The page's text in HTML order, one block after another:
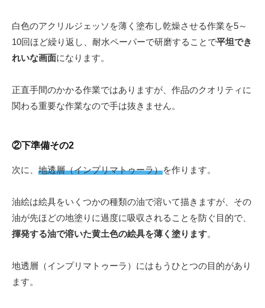
白色のアクリルジェッソを薄く塗布し乾燥させる作業を5～
10回ほど繰り返し、耐水ペーパーで研磨することで平坦でき
れいな画面になります。
正直手間のかかる作業ではありますが、作品のクオリティに
関わる重要な作業なので手は抜きません。
②下準備その2
次に、 地透層（インプリマトゥーラ）を作ります。
油絵は絵具をいくつかの種類の油で溶いて描きますが、その
油が先ほどの地塗りに過度に吸収されることを防ぐ目的で、
揮発する油で溶いた黄土色の絵具を薄く塗ります。
地透層（インプリマトゥーラ）にはもうひとつの目的があり
ます。